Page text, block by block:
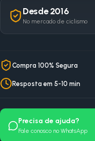
Desde 2016
No mercado de ciclismo
Compra 100% Segura
Resposta em 5-10 min
Precisa de ajuda?
Fale conosco no WhatsApp